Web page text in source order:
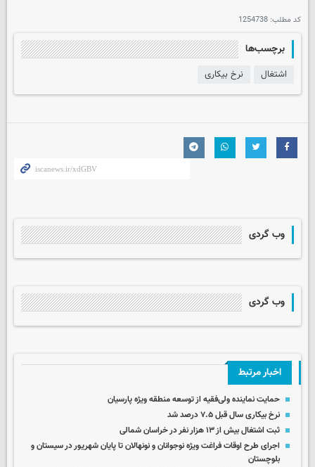
کد مطلب: 1254738
برچسب‌ها
اشتغال نرخ بیکاری
وب گردی
وب گردی
اخبار مرتبط
حمایت نماینده ولی‌فقیه از توسعه منطقه ویژه پارسیان
نرخ بیکاری سال قبل ۷.۵ درصد شد
ثبت اشتغال بیش از ۱۳ هزار نفر در خراسان شمالی
اجرای طرح اوقات فراغت ویژه نوجوانان و نونهالان تا پایان شهریور در سیستان و
بلوچستان